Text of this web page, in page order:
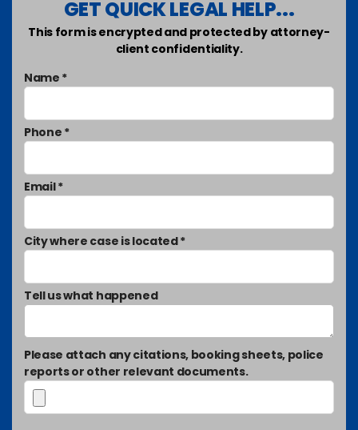
GET QUICK LEGAL HELP...
This form is encrypted and protected by attorney-
client confidentiality.
Name *
Phone *
Email *
City where case is located *
Tell us what happened
Please attach any citations, booking sheets, police
reports or other relevant documents.